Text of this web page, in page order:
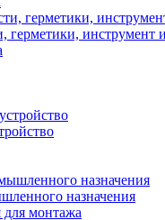
герметики, инструмент
назначения